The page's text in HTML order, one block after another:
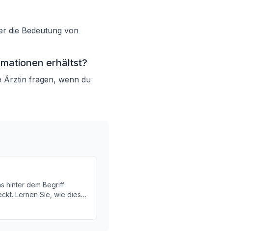
die Bedeutung von
erhältst?
Ärztin fragen, wenn du
hinter dem Begriff
Lernen Sie, wie dieser
Strukturen im Herz-